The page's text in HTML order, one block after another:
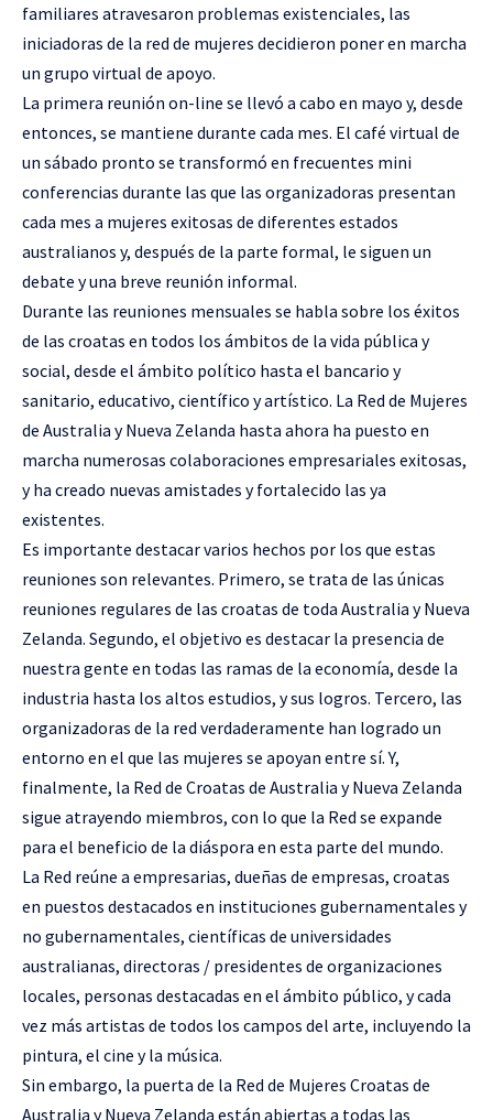
familiares atravesaron problemas existenciales, las
iniciadoras de la red de mujeres decidieron poner en marcha
un grupo virtual de apoyo.
La primera reunión on-line se llevó a cabo en mayo y, desde
entonces, se mantiene durante cada mes. El café virtual de
un sábado pronto se transformó en frecuentes mini
conferencias durante las que las organizadoras presentan
cada mes a mujeres exitosas de diferentes estados
australianos y, después de la parte formal, le siguen un
debate y una breve reunión informal.
Durante las reuniones mensuales se habla sobre los éxitos
de las croatas en todos los ámbitos de la vida pública y
social, desde el ámbito político hasta el bancario y
sanitario, educativo, científico y artístico. La Red de Mujeres
de Australia y Nueva Zelanda hasta ahora ha puesto en
marcha numerosas colaboraciones empresariales exitosas,
y ha creado nuevas amistades y fortalecido las ya
existentes.
Es importante destacar varios hechos por los que estas
reuniones son relevantes. Primero, se trata de las únicas
reuniones regulares de las croatas de toda Australia y Nueva
Zelanda. Segundo, el objetivo es destacar la presencia de
nuestra gente en todas las ramas de la economía, desde la
industria hasta los altos estudios, y sus logros. Tercero, las
organizadoras de la red verdaderamente han logrado un
entorno en el que las mujeres se apoyan entre sí. Y,
finalmente, la Red de Croatas de Australia y Nueva Zelanda
sigue atrayendo miembros, con lo que la Red se expande
para el beneficio de la diáspora en esta parte del mundo.
La Red reúne a empresarias, dueñas de empresas, croatas
en puestos destacados en instituciones gubernamentales y
no gubernamentales, científicas de universidades
australianas, directoras / presidentes de organizaciones
locales, personas destacadas en el ámbito público, y cada
vez más artistas de todos los campos del arte, incluyendo la
pintura, el cine y la música.
Sin embargo, la puerta de la Red de Mujeres Croatas de
Australia y Nueva Zelanda están abiertas a todas las